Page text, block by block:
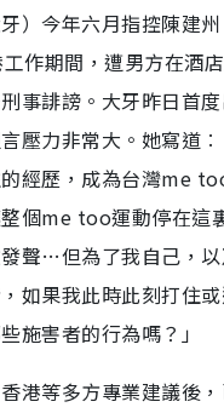
）今年六月指控陳建州
作期間，遭男方在酒
事誹謗。大牙昨日首
壓力非常大。她寫道
經歷，成為台灣me
個me too運動停在這
聲…但為了我自己，
如果我此時此刻打住或
施害者的行為嗎？」
港等多方專業建議後